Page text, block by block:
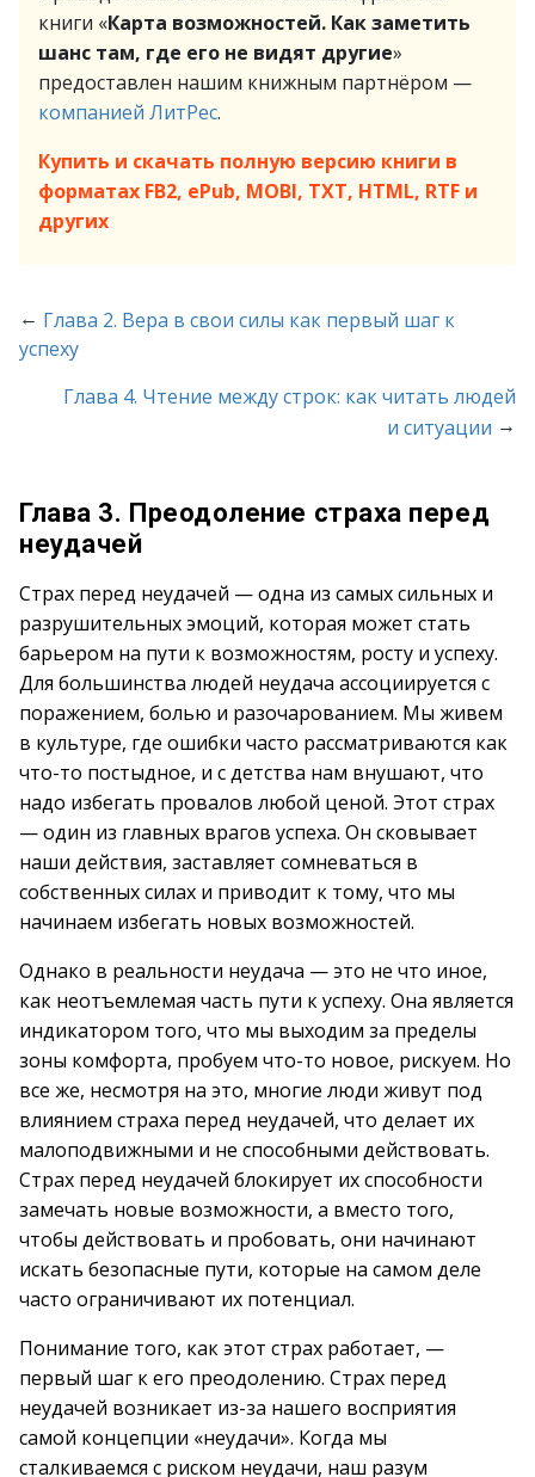
книги «Карта возможностей. Как заметить
шанс там, где его не видят другие»
предоставлен нашим книжным партнёром —
компанией ЛитРес.
Купить и скачать полную версию книги в
форматах FB2, ePub, MOBI, TXT, HTML, RTF и
других
← Глава 2. Вера в свои силы как первый шаг к
успеху
Глава 4. Чтение между строк: как читать людей
и ситуации →
Глава 3. Преодоление страха перед
неудачей
Страх перед неудачей — одна из самых сильных и
разрушительных эмоций, которая может стать
барьером на пути к возможностям, росту и успеху.
Для большинства людей неудача ассоциируется с
поражением, болью и разочарованием. Мы живем
в культуре, где ошибки часто рассматриваются как
что-то постыдное, и с детства нам внушают, что
надо избегать провалов любой ценой. Этот страх
— один из главных врагов успеха. Он сковывает
наши действия, заставляет сомневаться в
собственных силах и приводит к тому, что мы
начинаем избегать новых возможностей.
Однако в реальности неудача — это не что иное,
как неотъемлемая часть пути к успеху. Она является
индикатором того, что мы выходим за пределы
зоны комфорта, пробуем что-то новое, рискуем. Но
все же, несмотря на это, многие люди живут под
влиянием страха перед неудачей, что делает их
малоподвижными и не способными действовать.
Страх перед неудачей блокирует их способности
замечать новые возможности, а вместо того,
чтобы действовать и пробовать, они начинают
искать безопасные пути, которые на самом деле
часто ограничивают их потенциал.
Понимание того, как этот страх работает, —
первый шаг к его преодолению. Страх перед
неудачей возникает из-за нашего восприятия
самой концепции «неудачи». Когда мы
сталкиваемся с риском неудачи, наш разум